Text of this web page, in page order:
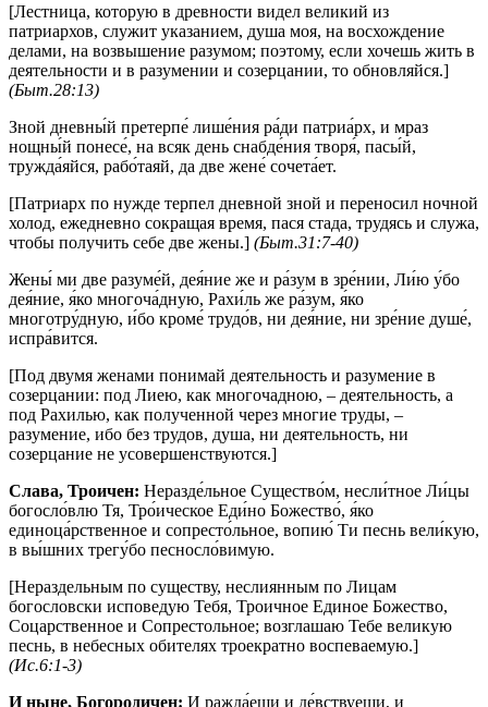
[Лестница, которую в древности видел великий из
патриархов, служит указанием, душа моя, на восхождение
делами, на возвышение разумом; поэтому, если хочешь жить в
деятельности и в разумении и созерцании, то обновляйся.]
(Быт.28:13)
Зной дневны́й претерпе́ лише́ния ра́ди патриа́рх, и мраз
нощны́й понесе́, на всяк день снабде́ния творя́, пасы́й,
тружда́яйся, рабо́таяй, да две жене́ сочета́ет.
[Патриарх по нужде терпел дневной зной и переносил ночной
холод, ежедневно сокращая время, пася стада, трудясь и служа,
чтобы получить себе две жены.] (Быт.31:7-40)
Жены́ ми две разуме́й, дея́ние же и ра́зум в зре́нии, Ли́ю у́бо
дея́ние, я́ко многоча́дную, Рахи́ль же ра́зум, я́ко
многотру́дную, и́бо кроме́ трудо́в, ни дея́ние, ни зре́ние душе́,
испра́вится.
[Под двумя женами понимай деятельность и разумение в
созерцании: под Лиею, как многочадною, – деятельность, а
под Рахилью, как полученной через многие труды, –
разумение, ибо без трудов, душа, ни деятельность, ни
созерцание не усовершенствуются.]
Слава, Троичен: Неразде́льное Существо́м, несли́тное Ли́цы
богосло́влю Тя, Тро́ическое Еди́но Божество́, я́ко
единоца́рственное и сопресто́льное, вопию́ Ти песнь вели́кую,
в вы́шних трегу́бо песносло́вимую.
[Нераздельным по существу, неслиянным по Лицам
богословски исповедую Тебя, Троичное Единое Божество,
Соцарственное и Сопрестольное; возглашаю Тебе великую
песнь, в небесных обителях троекратно воспеваемую.]
(Ис.6:1-3)
И ныне, Богородичен: И ражда́еши и де́вствуеши, и